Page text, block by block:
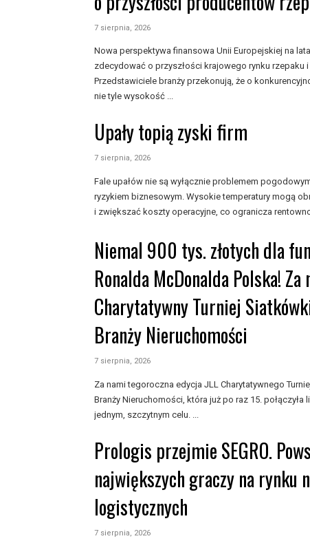
7 sierpnia, 2026
Nowa perspektywa finansowa Unii Europejskiej na
zdecydować o przyszłości krajowego rynku rzepaku
Przedstawiciele branży przekonują, że o
nie tyle wysokość ...
Upały topią zyski firm
7 sierpnia, 2026
Fale upałów nie są wyłącznie problemem
ryzykiem biznesowym. Wysokie temperatury mogą
i zwiększać koszty operacyjne, co ogranicza
Niemal 900 tys. złotych dla
Ronalda McDonalda Polska! Za
Charytatywny Turniej
Branży Nieruchomości
7 sierpnia, 2026
Za nami tegoroczna edycja JLL Charytatywnego
Branży Nieruchomości, która już po raz 15. połączyła
jednym, szczytnym celu. ...
Prologis przejmie SEGRO.
największych graczy na rynku
logistycznych
7 sierpnia, 2026